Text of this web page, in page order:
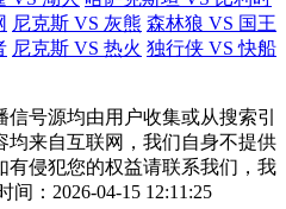
尼克斯 VS 灰熊 森林狼 VS 国王
尼克斯 VS 热火 独行侠 VS 快船
信号源均由用户收集或从搜索引
均来自互联网，我们自身不提供
有侵犯您的权益请联系我们，我
：2026-04-15 12:11:25